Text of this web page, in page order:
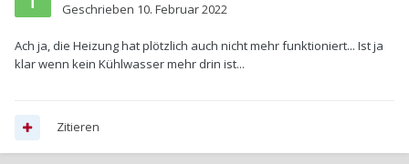
Geschrieben 10. Februar 2022
Ach ja, die Heizung hat plötzlich auch nicht mehr funktioniert... Ist ja
klar wenn kein Kühlwasser mehr drin ist...
Zitieren